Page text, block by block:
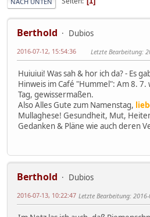
Berthold Dubios
2016-07-12, 15:54:36 Letzte Bearbeitung:
Huiuiui! Was sah & hor ich da? - Es
Hinweis im Café "Hummel": Am 8. 7.
Tag, gewissermaßen.
Also Alles Gute zum Namenstag,
Mullaghese! Gesundheit, Mut,
Gedanken & Pläne wie auch deren
Berthold
Dubios
2016-07-13, 10:22:47 Letzte Bearbeitung: